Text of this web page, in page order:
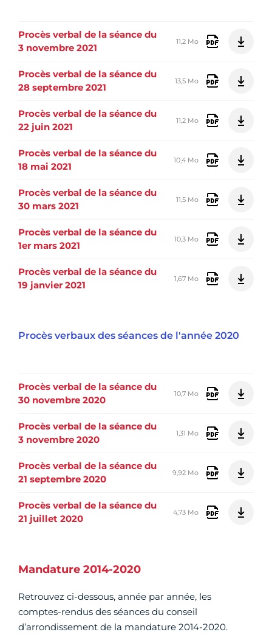
Procès verbal de la séance du
3 novembre 2021
11,2 Mo
Procès verbal de la séance du
28 septembre 2021
13,5 Mo
Procès verbal de la séance du
22 juin 2021
11,2 Mo
Procès verbal de la séance du
18 mai 2021
10,4 Mo
Procès verbal de la séance du
30 mars 2021
11,5 Mo
Procès verbal de la séance du
1er mars 2021
10,3 Mo
Procès verbal de la séance du
19 janvier 2021
1,67 Mo
Procès verbaux des séances de l'année 2020
Procès verbal de la séance du
30 novembre 2020
10,7 Mo
Procès verbal de la séance du
3 novembre 2020
1,31 Mo
Procès verbal de la séance du
21 septembre 2020
9,92 Mo
Procès verbal de la séance du
21 juillet 2020
4,73 Mo
Mandature 2014-2020
Retrouvez ci-dessous, année par année, les
comptes-rendus des séances du conseil
d’arrondissement de la mandature 2014-2020.